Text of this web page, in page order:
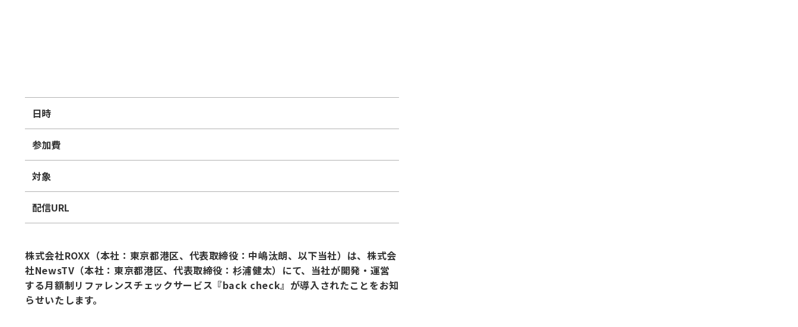
日時
参加費
対象
配信URL
株式会社ROXX（本社：東京都港区、代表取締役：中嶋汰朗、以下当社）は、株式会
社NewsTV（本社：東京都港区、代表取締役：杉浦健太）にて、当社が開発・運営
する月額制リファレンスチェックサービス『back check』が導入されたことをお知
らせいたします。